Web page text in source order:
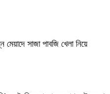
মেয়াদে সাজা পাবজি খেলা নিয়ে